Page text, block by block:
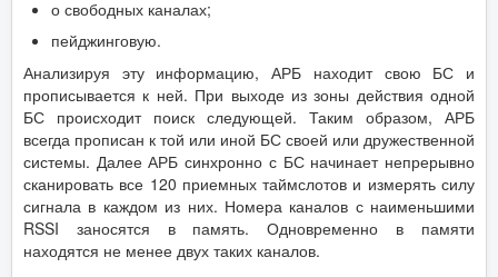
о свободных каналах;
пейджинговую.
Анализируя эту информацию, АРБ находит свою БС и
прописывается к ней. При выходе из зоны действия одной
БС происходит поиск следующей. Таким образом, АРБ
всегда прописан к той или иной БС своей или дружественной
системы. Далее АРБ синхронно с БС начинает непрерывно
сканировать все 120 приемных таймслотов и измерять силу
сигнала в каждом из них. Номера каналов с наименьшими
RSSI заносятся в память. Одновременно в памяти
находятся не менее двух таких каналов.